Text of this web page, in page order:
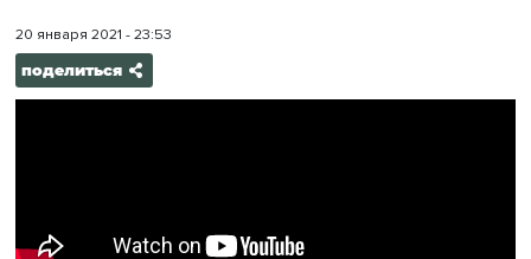
20 января 2021 - 23:53
поделиться